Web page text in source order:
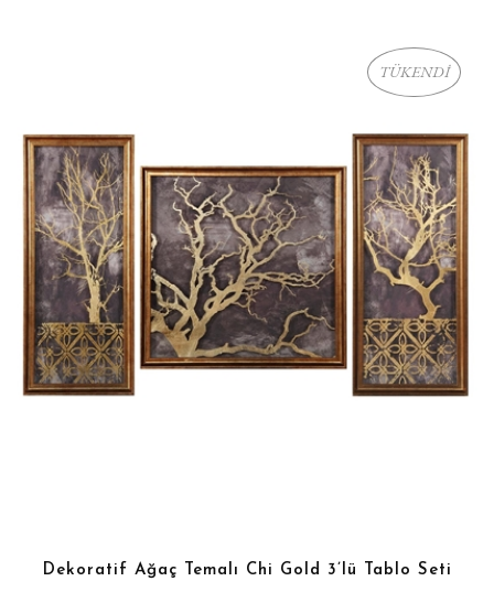
TÜKENDİ
Dekoratif Ağaç Temalı Chi Gold 3’lü Tablo Seti